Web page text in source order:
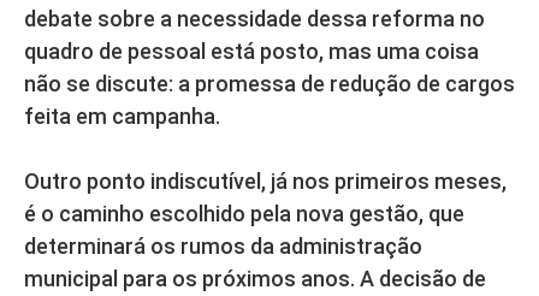
debate sobre a necessidade dessa reforma no
quadro de pessoal está posto, mas uma coisa
não se discute: a promessa de redução de cargos
feita em campanha.
Outro ponto indiscutível, já nos primeiros meses,
é o caminho escolhido pela nova gestão, que
determinará os rumos da administração
municipal para os próximos anos. A decisão de